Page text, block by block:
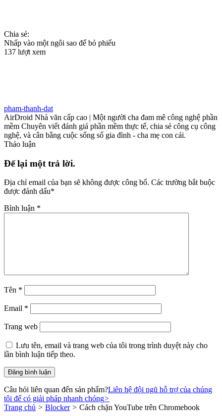
Chia sẻ:
Nhấp vào một ngôi sao để bỏ phiếu
137 lượt xem
pham-thanh-dat
AirDroid Nhà văn cấp cao | Một người cha đam mê công nghệ phần
mềm Chuyên viết đánh giá phần mềm thực tế, chia sẻ công cụ công
nghệ, và cân bằng cuộc sống số gia đình - cha mẹ con cái.
Thảo luận
Để lại một trả lời.
Địa chỉ email của bạn sẽ không được công bố. Các trường bắt buộc
được đánh dấu*
Bình luận *
Tên *
Email *
Trang web
Lưu tên, email và trang web của tôi trong trình duyệt này cho
lần bình luận tiếp theo.
Câu hỏi liên quan đến sản phẩm?Liên hệ đội ngũ hỗ trợ của chúng
tôi để có giải pháp nhanh chóng>
Trang chủ > Blocker > Cách chặn YouTube trên Chromebook